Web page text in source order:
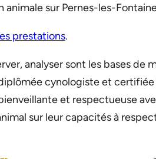
animale sur Pernes-les-
prestations.
analyser sont les bases
cynologiste et certifiée
et respectueuse
sur leur capacités à